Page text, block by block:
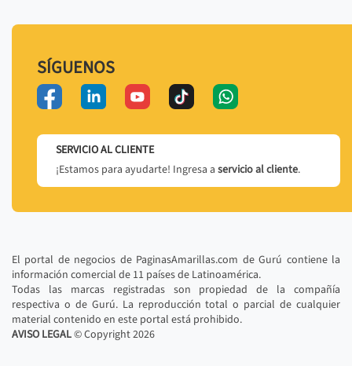
SÍGUENOS
SERVICIO AL CLIENTE
¡Estamos para ayudarte! Ingresa a servicio al cliente.
El portal de negocios de PaginasAmarillas.com de Gurú contiene la
información comercial de 11 países de Latinoamérica.
Todas las marcas registradas son propiedad de la compañía
respectiva o de Gurú. La reproducción total o parcial de cualquier
material contenido en este portal está prohibido.
AVISO LEGAL© Copyright2026